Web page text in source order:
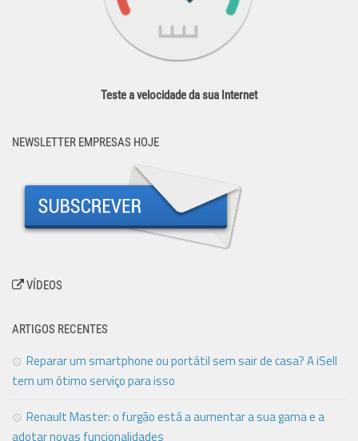
Teste a velocidade da sua Internet
NEWSLETTER EMPRESAS HOJE
VÍDEOS
ARTIGOS RECENTES
Reparar um smartphone ou portátil sem sair de casa? A iSell
tem um ótimo serviço para isso
Renault Master: o furgão está a aumentar a sua gama e a
adotar novas funcionalidades